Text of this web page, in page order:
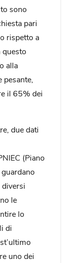
sono
pari
rispetto a
questo
alla
il 65% dei
due dati
(Piano
le
lo
di
uno dei